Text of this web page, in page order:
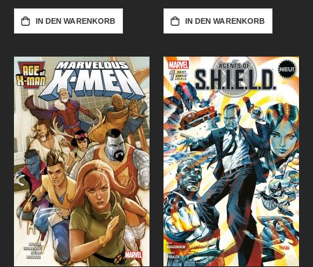
IN DEN WARENKORB IN DEN WARENKORB